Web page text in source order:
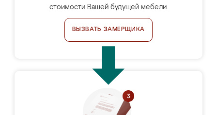
стоимости Вашей будущей мебели.
ВЫЗВАТЬ ЗАМЕРЩИКА